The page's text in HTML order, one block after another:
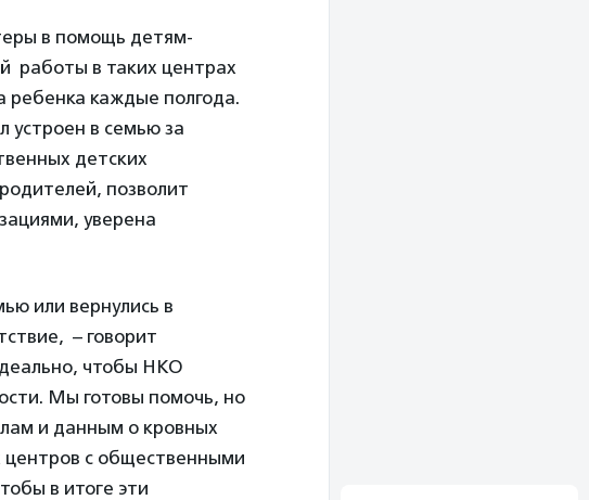
в помощь детям-
работы в таких центрах
ребенка каждые полгода.
устроен в семью за
детских
позволит
уверена
или вернулись в
– говорит
чтобы НКО
Мы готовы помочь, но
и данным о кровных
с общественными
в итоге эти